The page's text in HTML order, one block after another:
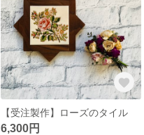
【受注製作】ローズのタイル
6,300円